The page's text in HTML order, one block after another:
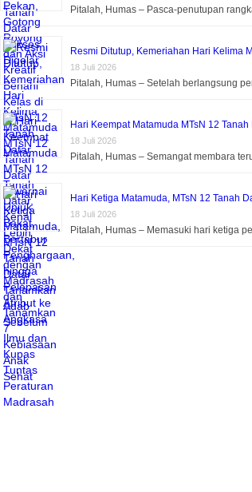
Pitalah, Humas – Pasca-penutupan
Resmi Ditutup, Kemeriahan Hari Kelima
18 Juli 2026
Pitalah, Humas – Setelah berlangsung
Hari Keempat Matamuda MTsN 12
18 Juli 2026
Pitalah, Humas – Semangat membara
Hari Ketiga Matamuda, MTsN 12 Tanah
18 Juli 2026
Pitalah, Humas – Memasuki hari ketiga